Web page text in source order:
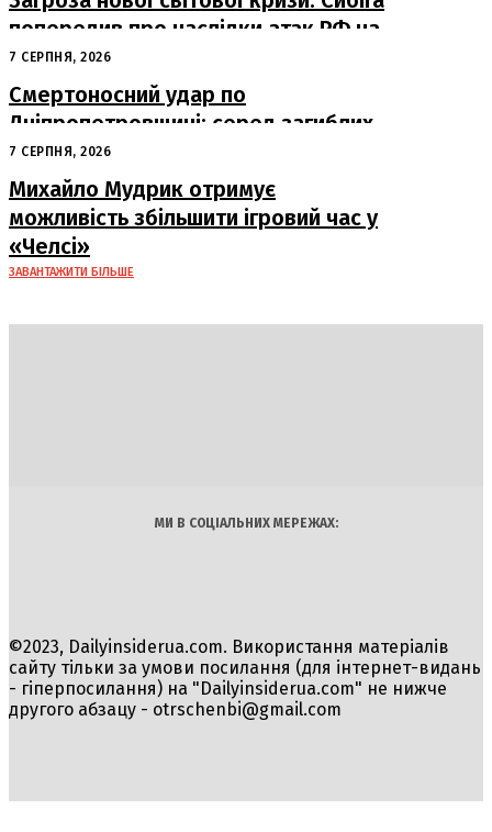
попередив про наслідки атак РФ на
судна
7 СЕРПНЯ, 2026
Смертоносний удар по
Дніпропетровщині: серед загиблих
– працівники «Укрпошти»
7 СЕРПНЯ, 2026
Михайло Мудрик отримує
можливість збільшити ігровий час у
«Челсі»
ЗАВАНТАЖИТИ БІЛЬШЕ
МИ В СОЦІАЛЬНИХ МЕРЕЖАХ:
©2023, Dailyinsiderua.com. Використання матеріалів
сайту тільки за умови посилання (для інтернет-видань
- гіперпосилання) на "Dailyinsiderua.com" не нижче
другого абзацу - otrschenbi@gmail.com